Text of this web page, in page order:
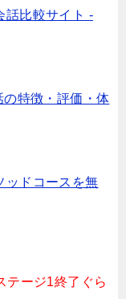
話比較サイト -
特徴・評価・体
ッドコースを無
テージ1終了ぐら